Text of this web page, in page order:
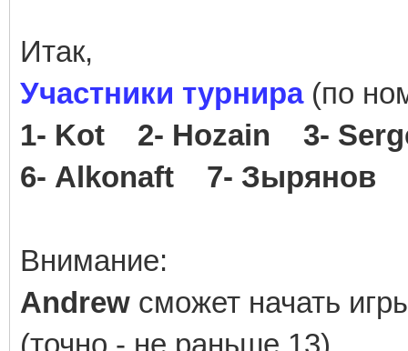
Итак,
Участники турнира(по
1- Kot 2- Hozain 3-
6- Alkonaft 7- Зырянов
Внимание:
Andrew сможет начать
(точно - не раньше 13)